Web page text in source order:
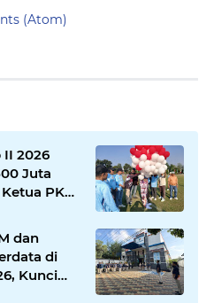
(Atom)
II 2026
Juta
PKDI
Ajang
untuk
dan
di
Kunci